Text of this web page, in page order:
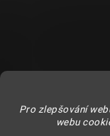
Pro zlepšování
webu